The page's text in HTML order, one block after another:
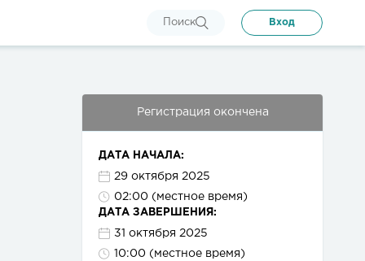
Поиск Вход
Регистрация окончена
ДАТА НАЧАЛА:
29 октября 2025
02:00 (местное время)
ДАТА ЗАВЕРШЕНИЯ:
31 октября 2025
10:00 (местное время)